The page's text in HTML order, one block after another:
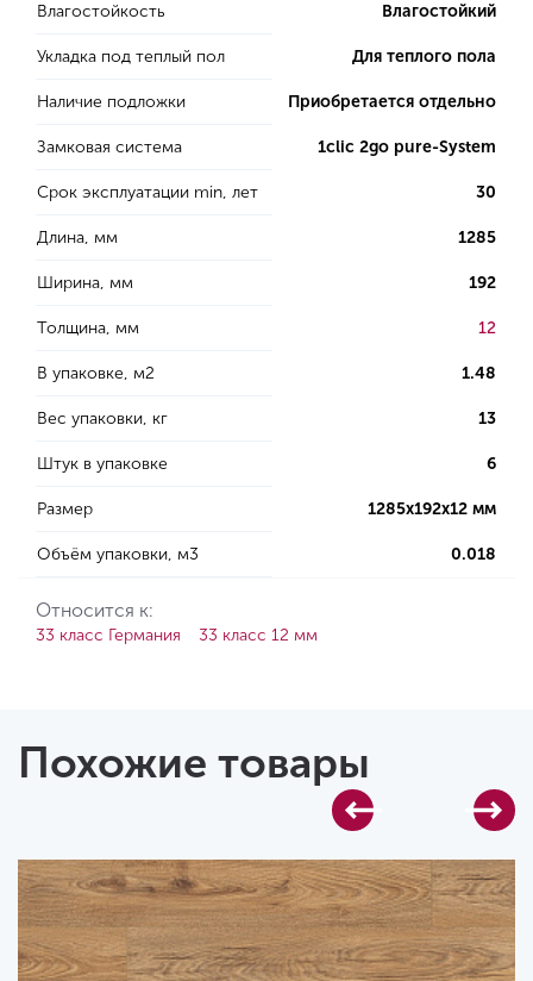
Влагостойкость Влагостойкий
Укладка под теплый пол Для теплого пола
Наличие подложки Приобретается отдельно
Замковая система 1clic 2go pure-System
Срок эксплуатации min, лет 30
Длина, мм 1285
Ширина, мм 192
Толщина, мм 12
В упаковке, м2 1.48
Вес упаковки, кг 13
Штук в упаковке 6
Размер 1285х192х12 мм
Объём упаковки, м3 0.018
Относится к:
33 класс Германия 33 класс 12 мм
Похожие товары